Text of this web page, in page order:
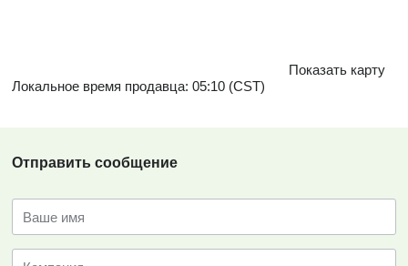
Показать карту
Локальное время продавца: 05:10 (CST)
Отправить сообщение